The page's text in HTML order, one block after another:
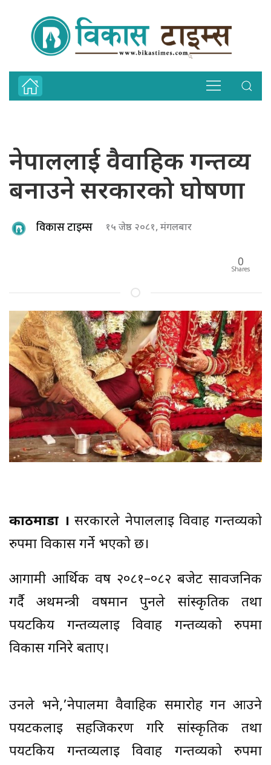
नेपाललाई वैवाहिक गन्तव्य
बनाउने सरकारको घोषणा
विकास टाइम्स १५ जेष्ठ २०८१, मंगलबार
0
Shares
काठमाडौं । सरकारले नेपाललाई विवाह गन्तव्यको
रुपमा विकास गर्ने भएको छ।
आगामी आर्थिक वर्ष २०८१–०८२ बजेट सार्वजनिक
गर्दै अथमन्त्री वर्षमान पुनले सांस्कृतिक तथा
पर्यटकिय गन्तव्यलाई विवाह गन्तव्यको रुपमा
विकास गनिरे बताए।
उनले भने,’नेपालमा वैवाहिक समारोह गर्न आउने
पर्यटकलाई सहजिकरण गरि सांस्कृतिक तथा
पर्यटकिय गन्तव्यलाई विवाह गन्तव्यको रुपमा